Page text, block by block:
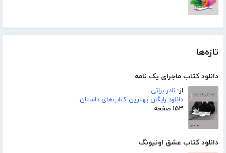
تازه‌ها
دانلود کتاب ماجرای یک نامه
از: نادر براتی
دانلود رایگان بهترین کتاب‌های داستان
۱۵۳ صفحه
دانلود کتاب عشق اونیونگ